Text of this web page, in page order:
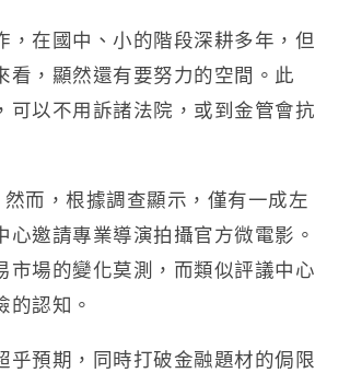
在國中、小的階段深耕多年，但
，顯然還有要努力的空間。此
以不用訴諸法院，或到金管會抗
而，根據調查顯示，僅有一成左
邀請專業導演拍攝官方微電影。
場的變化莫測，而類似評議中心
認知。
預期，同時打破金融題材的侷限